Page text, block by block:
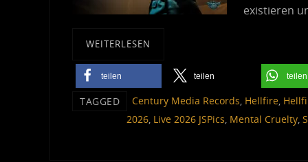
existieren
WEITERLESEN
teilen teilen teilen
TAGGED Century Media Records, Hellfire,
2026, Live 2026 JSPics, Mental Cruelty,